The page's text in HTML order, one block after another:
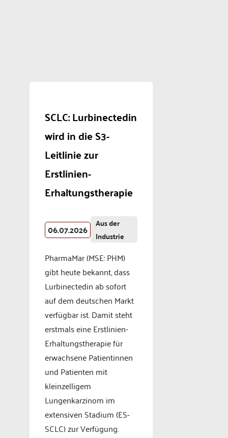
SCLC: Lurbinectedin
wird in die S3-
Leitlinie zur
Erstlinien-
Erhaltungstherapie
06.07.2026
Aus der
Industrie
PharmaMar (MSE: PHM)
gibt heute bekannt, dass
Lurbinectedin ab sofort
auf dem deutschen Markt
verfügbar ist. Damit steht
erstmals eine Erstlinien-
Erhaltungstherapie für
erwachsene Patientinnen
und Patienten mit
kleinzelligem
Lungenkarzinom im
extensiven Stadium (ES-
SCLC) zur Verfügung.